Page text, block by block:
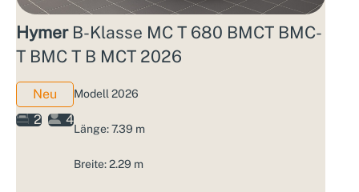
HymerB-Klasse MC T 680 BMCT BMC-
T BMC T B MCT 2026
Neu
2
4
Modell 2026
Länge: 7.39 m
Breite: 2.29 m